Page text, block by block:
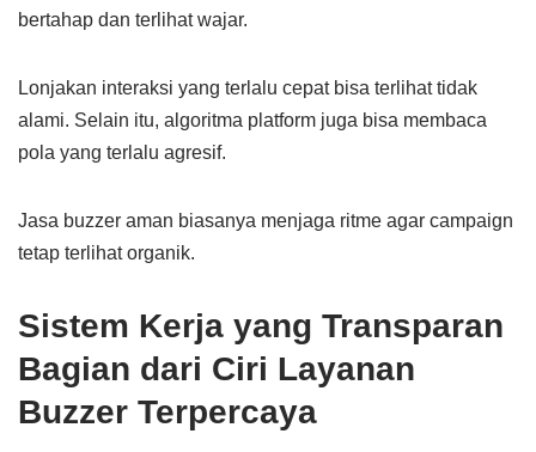
bertahap dan terlihat wajar.
Lonjakan interaksi yang terlalu cepat bisa terlihat tidak
alami. Selain itu, algoritma platform juga bisa membaca
pola yang terlalu agresif.
Jasa buzzer aman biasanya menjaga ritme agar campaign
tetap terlihat organik.
Sistem Kerja yang Transparan
Bagian dari Ciri Layanan
Buzzer Terpercaya